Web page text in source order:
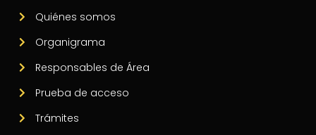
Quiénes somos
Organigrama
Responsables de Área
Prueba de acceso
Trámites